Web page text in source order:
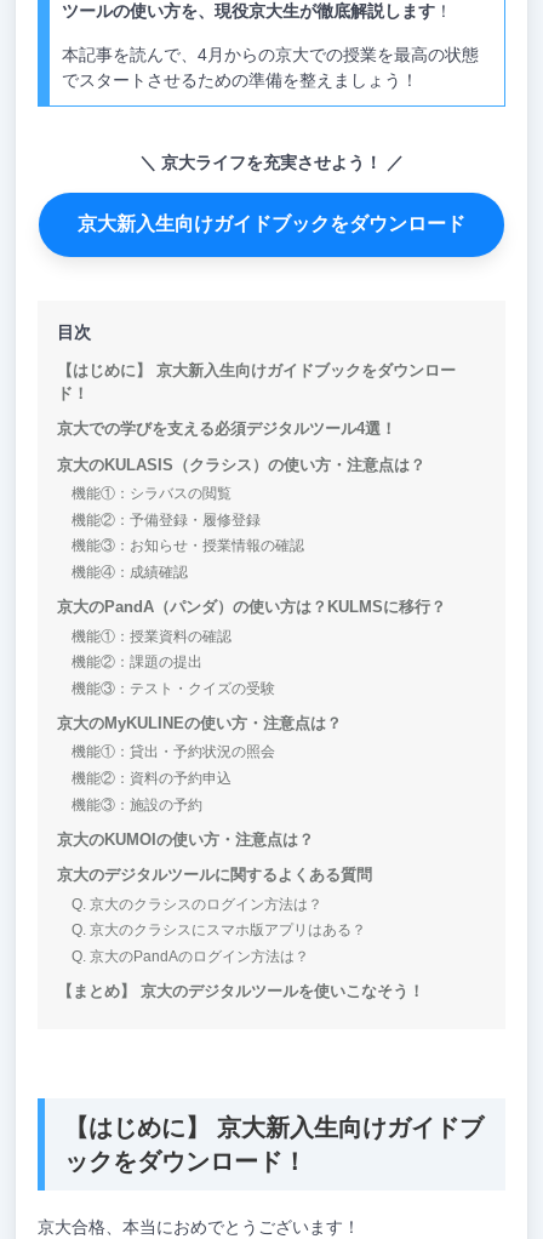
ツールの使い方を、現役京大生が徹底解説します！
本記事を読んで、4月からの京大での授業を最高の状態
でスタートさせるための準備を整えましょう！
京大ライフを充実させよう！
京大新入生向けガイドブックをダウンロード
目次
【はじめに】 京大新入生向けガイドブックをダウンロー
ド！
京大での学びを支える必須デジタルツール4選！
京大のKULASIS（クラシス）の使い方・注意点は？
機能①：シラバスの閲覧
機能②：予備登録・履修登録
機能③：お知らせ・授業情報の確認
機能④：成績確認
京大のPandA（パンダ）の使い方は？KULMSに移行？
機能①：授業資料の確認
機能②：課題の提出
機能③：テスト・クイズの受験
京大のMyKULINEの使い方・注意点は？
機能①：貸出・予約状況の照会
機能②：資料の予約申込
機能③：施設の予約
京大のKUMOIの使い方・注意点は？
京大のデジタルツールに関するよくある質問
Q. 京大のクラシスのログイン方法は？
Q. 京大のクラシスにスマホ版アプリはある？
Q. 京大のPandAのログイン方法は？
【まとめ】 京大のデジタルツールを使いこなそう！
【はじめに】 京大新入生向けガイドブ
ックをダウンロード！
京大合格、本当におめでとうございます！